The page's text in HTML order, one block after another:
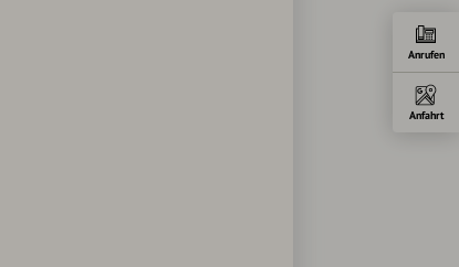
Anrufen
Anfahrt